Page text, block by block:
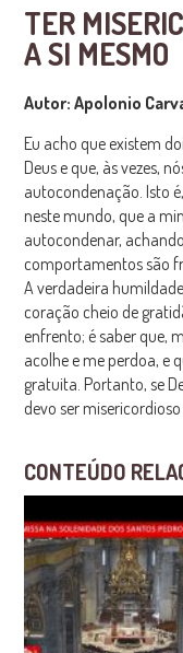
TER
A SI MESMO
Autor: Apolonio
Eu acho que existem
Deus e que, às vezes,
autocondenação. Isto
neste mundo, que a
autocondenar,
comportamentos são
A verdadeira
coração cheio de
enfrento; é saber que,
acolhe e me perdoa, e
gratuita. Portanto, se
devo ser
CONTEÚDO